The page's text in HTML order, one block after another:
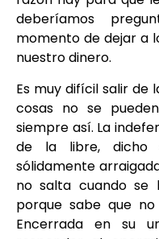
deberíamos
momento de dejar a
nuestro dinero.
Es muy difícil salir de
cosas no se
siempre así. La
de la libre, dicho
sólidamente
no salta cuando se
porque sabe que
Encerrada en su